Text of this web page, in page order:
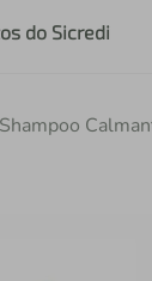
do Sicredi
Shampoo